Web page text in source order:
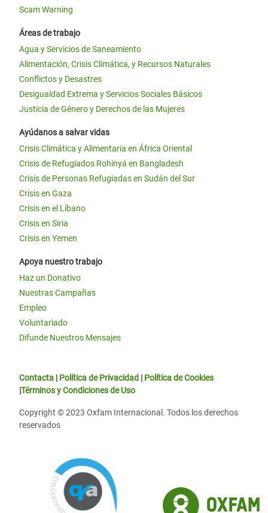
Scam Warning
Áreas de trabajo
Agua y Servicios de Saneamiento
Alimentación, Crisis Climática, y Recursos Naturales
Conflictos y Desastres
Desigualdad Extrema y Servicios Sociales Básicos
Justicia de Género y Derechos de las Mujeres
Ayúdanos a salvar vidas
Crisis Climática y Alimentaria en África Oriental
Crisis de Refugiados Rohinyá en Bangladesh
Crisis de Personas Refugiadas en Sudán del Sur
Crisis en Gaza
Crisis en el Líbano
Crisis en Siria
Crisis en Yemen
Apoya nuestro trabajo
Haz un Donativo
Nuestras Campañas
Empleo
Voluntariado
Difunde Nuestros Mensajes
Contacta | Política de Privacidad | Política de Cookies
|Términos y Condiciones de Uso
Copyright © 2023 Oxfam Internacional. Todos los derechos
reservados